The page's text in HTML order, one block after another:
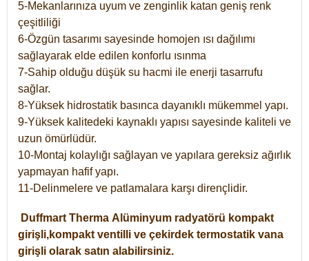
5-Mekanlarınıza uyum ve zenginlik katan geniş renk
çeşitliliği
6-Özgün tasarımı sayesinde homojen ısı dağılımı
sağlayarak elde edilen konforlu ısınma
7-Sahip olduğu düşük su hacmi ile enerji tasarrufu
sağlar.
8-Yüksek hidrostatik basınca dayanıklı mükemmel yapı.
9-Yüksek kalitedeki kaynaklı yapısı sayesinde kaliteli ve
uzun ömürlüdür.
10-Montaj kolaylığı sağlayan ve yapılara gereksiz ağırlık
yapmayan hafif yapı.
11-Delinmelere ve patlamalara karşı dirençlidir.
Duffmart Therma Alüminyum radyatörü kompakt
girişli,kompakt ventilli ve çekirdek termostatik vana
girişli olarak satın alabilirsiniz.